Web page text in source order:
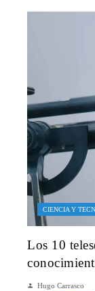
CIENCIA Y
Los 10
Hugo Carrasco